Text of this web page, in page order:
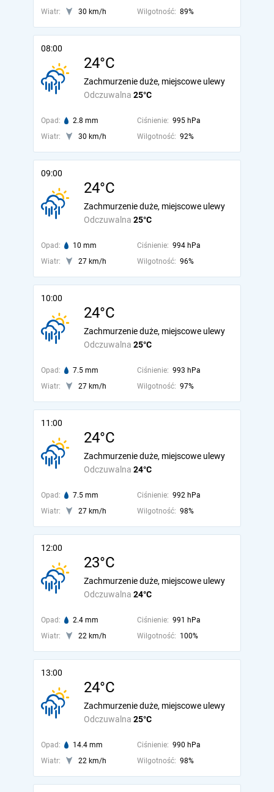
Wiatr: 30 km/h Wilgotność: 89%
08:00
24°C
Odczuwalna 25°C
Zachmurzenie duże, miejscowe ulewy
Opad: 2.8 mm Ciśnienie: 995 hPa
Wiatr:
30 km/h Wilgotność: 92%
09:00
24°C
Odczuwalna 25°C
Zachmurzenie duże, miejscowe ulewy
Opad: 10 mm Ciśnienie: 994 hPa
Wiatr:
27 km/h Wilgotność: 96%
10:00
24°C
Odczuwalna 25°C
Zachmurzenie duże, miejscowe ulewy
Opad: 7.5 mm Ciśnienie: 993 hPa
Wiatr:
27 km/h Wilgotność: 97%
11:00
24°C
Odczuwalna 24°C
Zachmurzenie duże, miejscowe ulewy
Opad: 7.5 mm Ciśnienie: 992 hPa
Wiatr:
27 km/h Wilgotność: 98%
12:00
23°C
Odczuwalna 24°C
Zachmurzenie duże, miejscowe ulewy
Opad: 2.4 mm Ciśnienie: 991 hPa
Wiatr:
22 km/h Wilgotność: 100%
13:00
24°C
Odczuwalna 25°C
Zachmurzenie duże, miejscowe ulewy
Opad: 14.4 mm Ciśnienie: 990 hPa
Wiatr:
22 km/h Wilgotność: 98%